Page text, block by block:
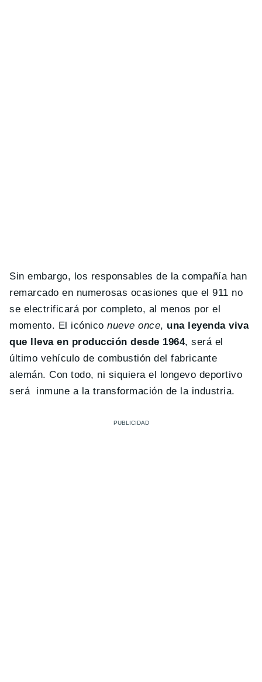
Sin embargo, los responsables de la compañía han
remarcado en numerosas ocasiones que el 911 no
se electrificará por completo, al menos por el
momento. El icóniconueve once, una leyenda viva
que lleva en producción desde 1964, será el
último vehículo de combustión del fabricante
alemán. Con todo, ni siquiera el longevo deportivo
será inmune a la transformación de la industria.